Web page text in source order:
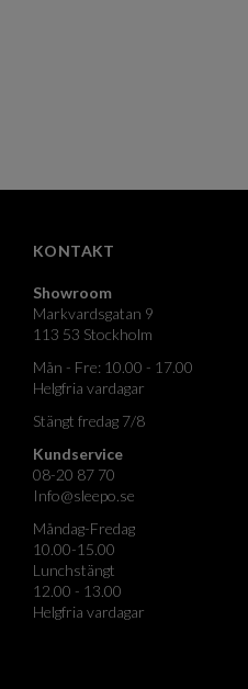
KONTAKT
Showroom
Markvardsgatan 9
113 53 Stockholm
Mån - Fre: 10.00 - 17.00
Helgfria vardagar
Stängt fredag 7/8
Kundservice
08-20 87 70
Info@sleepo.se
Måndag-Fredag
10.00-15.00
Lunchstängt
12.00 - 13.00
Helgfria vardagar